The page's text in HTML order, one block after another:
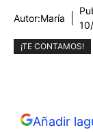
Autor:María
¡TE CONTAMOS!
Añadir